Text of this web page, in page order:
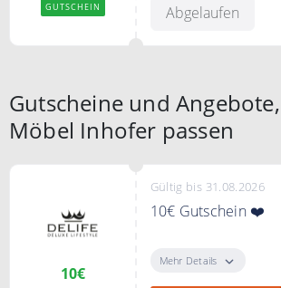
GUTSCHEIN Abgelaufen
Gutscheine und
Möbel Inhofer passen
10€
Gültig bis 31.08.2026
10€ Gutschein ❤️
Direkt zum
und 10€ Gutschein
Mehr Details